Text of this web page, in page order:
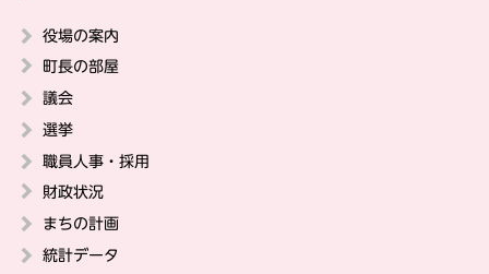
役場の案内
町長の部屋
議会
選挙
職員人事・採用
財政状況
まちの計画
統計データ